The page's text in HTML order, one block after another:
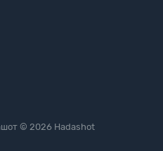
© 2026 Hadashot